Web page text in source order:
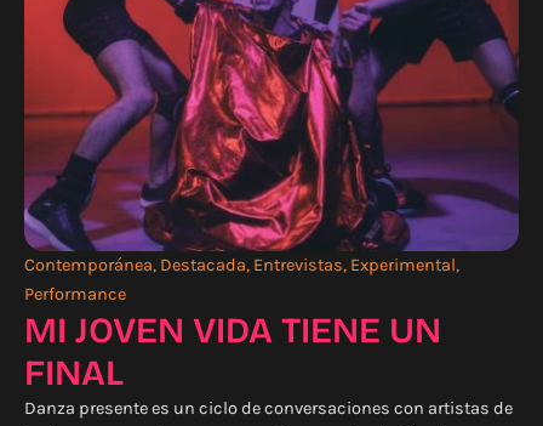
Contemporánea, Destacada, Entrevistas, Experimental,
Performance
MI JOVEN VIDA TIENE UN
FINAL
Danza presente es un ciclo de conversaciones con artistas de